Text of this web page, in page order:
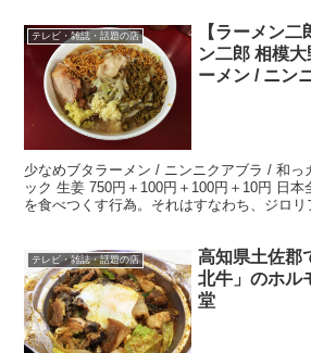
テレビ・雑誌・話題の店
【ラーメン
ン二郎 相模
ーメン / ニン
少なめブタラーメン / ニンニクアブラ / 和っ
ック 生姜 750円＋100円＋100円＋10円 日本
を食べつくす行為。それはすなわち、ジロリ
テレビ・雑誌・話題の店
高知県土佐郡
北牛」のホル
堂